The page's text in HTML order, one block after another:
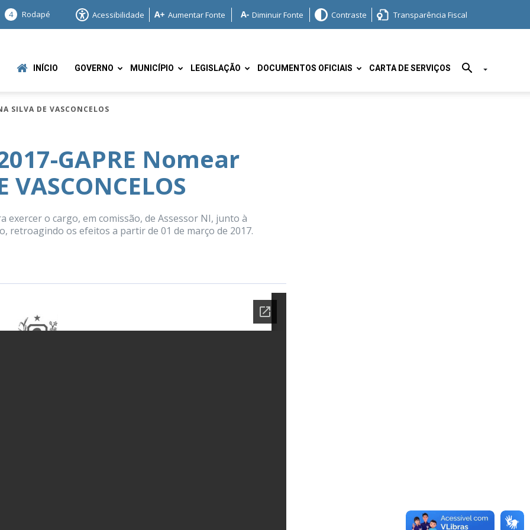
4 Rodapé Acessibilidade Aumentar Fonte Diminuir Fonte Contraste Transparência Fiscal
INÍCIO GOVERNO MUNICÍPIO LEGISLAÇÃO DOCUMENTOS OFICIAIS CARTA DE SERVIÇOS
SILVA DE VASCONCELOS
GAPRE Nomear
VASCONCELOS
exercer o cargo, em comissão, de Assessor NI, junto à
retroagindo os efeitos a partir de 01 de março de 2017.